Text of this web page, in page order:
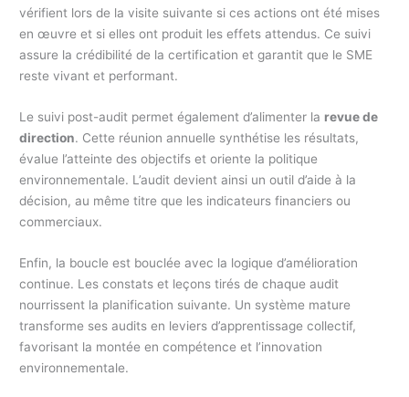
vérifient lors de la visite suivante si ces actions ont été mises
en œuvre et si elles ont produit les effets attendus. Ce suivi
assure la crédibilité de la certification et garantit que le SME
reste vivant et performant.
Le suivi post-audit permet également d’alimenter la revue de
direction. Cette réunion annuelle synthétise les résultats,
évalue l’atteinte des objectifs et oriente la politique
environnementale. L’audit devient ainsi un outil d’aide à la
décision, au même titre que les indicateurs financiers ou
commerciaux.
Enfin, la boucle est bouclée avec la logique d’amélioration
continue. Les constats et leçons tirés de chaque audit
nourrissent la planification suivante. Un système mature
transforme ses audits en leviers d’apprentissage collectif,
favorisant la montée en compétence et l’innovation
environnementale.